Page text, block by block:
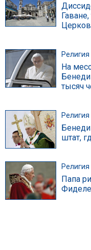
Религия
На
тысяч
Религия
штат,
Религия
Папа